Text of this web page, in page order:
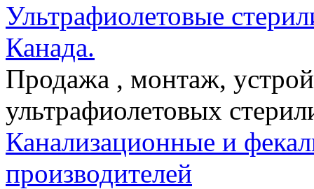
Ультрафиолетовые
Канада.
Продажа , монтаж,
ультрафиолетовых
Канализационные и
производителей